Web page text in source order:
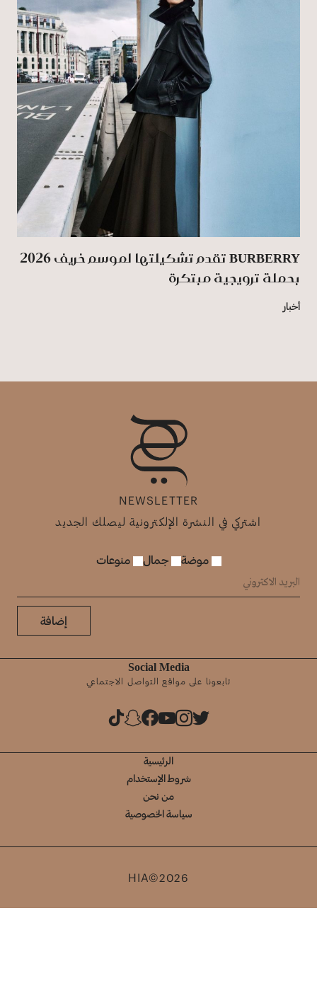
BURBERRY تقدم تشكيلتها لموسم خريف 2026
بحملة ترويجية مبتكرة
أخبار
NEWSLETTER
اشتركي في النشرة الإلكترونية ليصلك الجديد
موضة جمال منوعات
إضافة
Social Media
تابعونا على مواقع التواصل الاجتماعي
الرئيسية
شروط الإستخدام
من نحن
سياسة الخصوصية
HIA©2026